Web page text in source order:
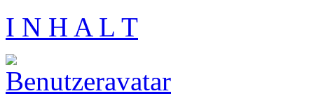
I N H A L T